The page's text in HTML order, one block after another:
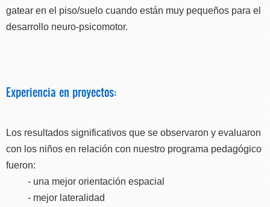
gatear en el piso/suelo cuando están muy pequeños para el
desarrollo neuro-psicomotor.
Experiencia en proyectos:
Los resultados significativos que se observaron y evaluaron
con los niños en relación con nuestro programa pedagógico
fueron:
- una mejor orientación espacial
- mejor lateralidad